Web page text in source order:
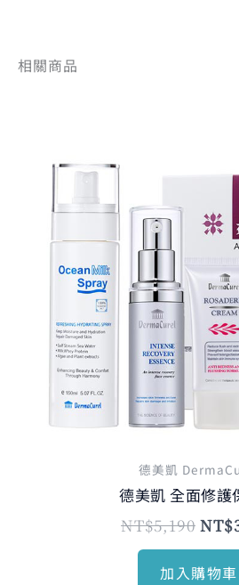
相關商品
德美凱
德美凱 全面修護
NT$5,190 NT$
加入購物車